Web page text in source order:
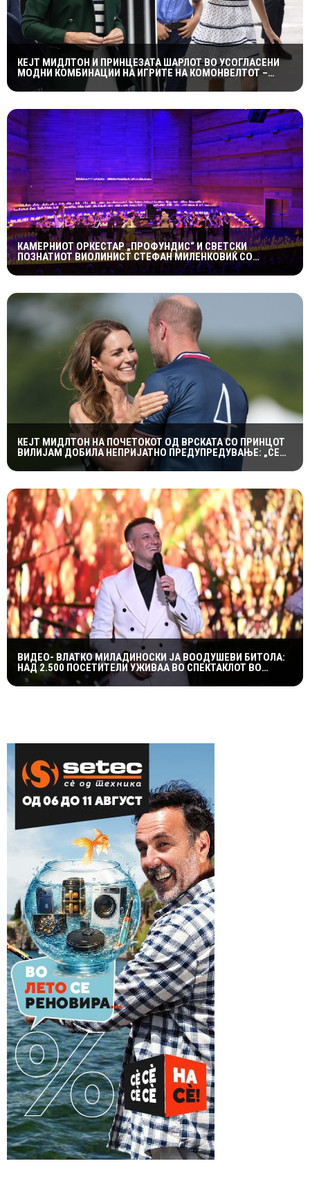
КЕЈТ МИДЛТОН И ПРИНЦЕЗАТА ШАРЛОТ ВО УСОГЛАСЕНИ
МОДНИ КОМБИНАЦИИ НА ИГРИТЕ НА КОМОНВЕЛТОТ –
КРАЛСКОТО СЕМЕЈСТВО ГО ПРИВЛЕЧЕ ЦЕЛОТО ВНИМАНИЕ
КАМЕРНИОТ ОРКЕСТАР „ПРОФУНДИС“ И СВЕТСКИ
ПОЗНАТИОТ ВИОЛИНИСТ СТЕФАН МИЛЕНКОВИЌ СО
СПЕКТАКУЛАРЕН „CANDLELIGHT“ КОНЦЕРТ НА „ОХРИДСКО
ЛЕТО“
КЕЈТ МИДЛТОН НА ПОЧЕТОКОТ ОД ВРСКАТА СО ПРИНЦОТ
ВИЛИЈАМ ДОБИЛА НЕПРИЈАТНО ПРЕДУПРЕДУВАЊЕ: „СЕ
МАЖИШ ВО ПОГРЕШНО СЕМЕЈСТВО“
ВИДЕО- ВЛАТКО МИЛАДИНОСКИ ЈА ВООДУШЕВИ БИТОЛА:
НАД 2.500 ПОСЕТИТЕЛИ УЖИВАА ВО СПЕКТАКЛОТ ВО
ХЕРАКЛЕЈА